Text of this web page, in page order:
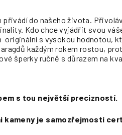
přivádí do našeho života.
Kdo chce vyjádřit svou
s vysokou hodnotou,
každým rokem rostou,
šperky ručně s důrazem na
s tou největší precizností.
kameny je samozřejmostí